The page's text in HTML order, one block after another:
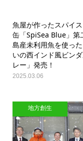
魚屋が作ったスパイ
缶「SpiSea Blue」第
島産未利用魚を使った
いの西インド風ビン
レー」発売！
2025.03.06
地方創生